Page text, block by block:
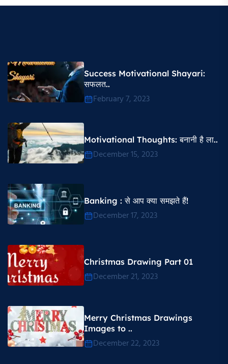
Success Motivational Shayari​:
सफलत..
February 7, 2023
Motivational Thoughts​: बनानी है ला..
December 15, 2023
Banking : से आप क्या समझते हैं!
December 17, 2023
Christmas Drawing Part 01
December 21, 2023
Merry Christmas Drawings
Images to ..
December 22, 2023